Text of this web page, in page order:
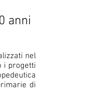
anni
nel
i progetti
di